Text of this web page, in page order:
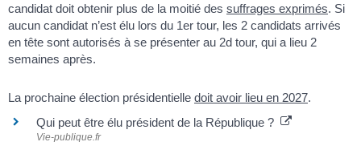
candidat doit obtenir plus de la moitié des suffrages exprimés. Si
aucun candidat n’est élu lors du 1er tour, les 2 candidats arrivés
en tête sont autorisés à se présenter au 2d tour, qui a lieu 2
semaines après.
La prochaine élection présidentielle doit avoir lieu en 2027.
Qui peut être élu président de la République ?
Vie-publique.fr